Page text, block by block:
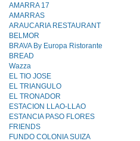
AMARRA 17
AMARRAS
ARAUCARIA RESTAURANT
BELMOR
BRAVA By Europa Ristorante
BREAD
Wazza
EL TIO JOSE
EL TRIANGULO
EL TRONADOR
ESTACION LLAO-LLAO
ESTANCIA PASO FLORES
FRIENDS
FUNDO COLONIA SUIZA